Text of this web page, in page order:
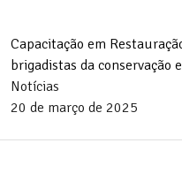
Capacitação em
brigadistas da conservação
Notícias
20 de março de 2025